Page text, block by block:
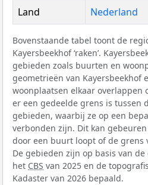
Land Nederland
Bovenstaande tabel toont de
Kayersbeekhof ‘raken’.
gebieden zoals buurten en
geometrieën van Kayersbeekhof
woonplaatsen elkaar overlappen
er een gedeelde grens is tussen
gebieden, waarbij ze op een
verbonden zijn. Dit kan
door een buurt loopt of de grens
De gebieden zijn op basis van
het CBS van 2025 en de
Kadaster van 2026 bepaald.